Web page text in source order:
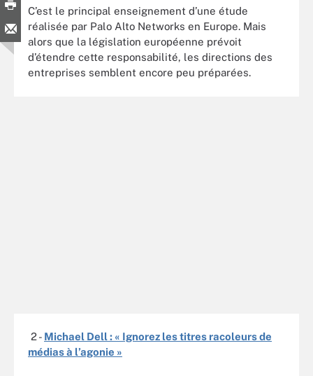
C’est le principal enseignement d’une étude
réalisée par Palo Alto Networks en Europe. Mais
alors que la législation européenne prévoit
d’étendre cette responsabilité, les directions des
entreprises semblent encore peu préparées.
2 - Michael Dell : « Ignorez les titres racoleurs de
médias à l’agonie »